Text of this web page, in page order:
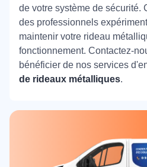
de votre système de sécurité.
des professionnels
maintenir votre rideau
fonctionnement. Contactez-
bénéficier de nos services
de rideaux métalliques.